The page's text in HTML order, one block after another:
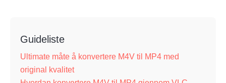
Guideliste
Ultimate måte å konvertere M4V til MP4 med
original kvalitet